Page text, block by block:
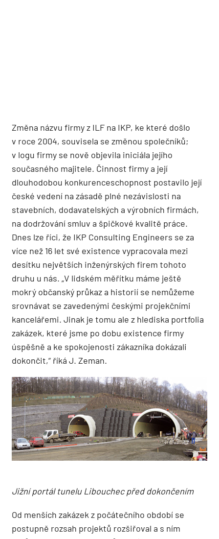
Změna názvu firmy z ILF na IKP, ke které došlo
v roce 2004, souvisela se změnou společníků;
v logu firmy se nově objevila iniciála jejího
současného majitele. Činnost firmy a její
dlouhodobou konkurenceschopnost postavilo její
české vedení na zásadě plné nezávislosti na
stavebních, dodavatelských a výrobních firmách,
na dodržování smluv a špičkové kvalitě práce.
Dnes lze říci, že IKP Consulting Engineers se za
více než 16 let své existence vypracovala mezi
desítku největších inženýrských firem tohoto
druhu u nás. „V lidském měřítku máme ještě
mokrý občanský průkaz a historií se nemůžeme
srovnávat se zavedenými českými projekčními
kancelářemi. Jinak je tomu ale z hlediska portfolia
zakázek, které jsme po dobu existence firmy
úspěšně a ke spokojenosti zákazníka dokázali
dokončit,“ říká J. Zeman.
Jižní portál tunelu Libouchec před dokončením
Od menších zakázek z počátečního období se
postupně rozsah projektů rozšiřoval a s ním